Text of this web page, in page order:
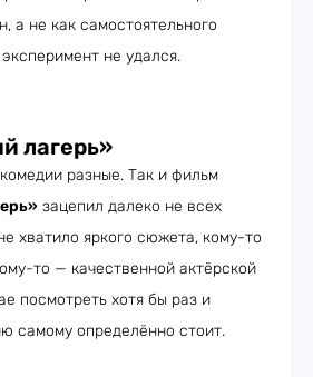
а не как самостоятельного
не удался.
лагерь»
разные. Так и фильм
зацепил далеко не всех
хватило яркого сюжета, кому-то
то — качественной актёрской
посмотреть хотя бы раз и
самому определённо стоит.